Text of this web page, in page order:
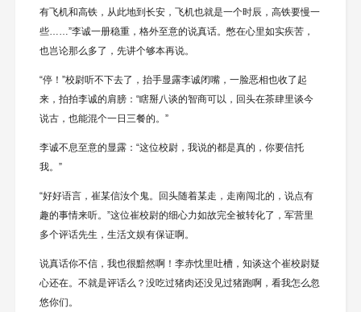
有飞机和高铁，从此地到长安，飞机也就是一个时辰，高铁要慢一
些……”李诚一册稳重，格外至意的说真话。憋在心里如实疾苦，
也岂论那么多了，先讲个够本再说。
“停！”校尉听不下去了，抬手显露李诚闭嘴，一脸恶相也收了起
来，拍拍李诚的肩膀：“瞎掰八谈的智商可以，回头在茶肆里谈今
说古，也能混个一日三餐的。”
李诚不息至意的显露：“这位校尉，我说的都是真的，你要信托
我。”
“好好语言，崔某信汝个鬼。回头随着某走，走南闯北的，说点有
趣的事情来听。”这位崔校尉的细心力如故完全被转化了，军营里
多个评话先生，生活文娱有保证啊。
说真话你不信，我也很黯然啊！李赤忱里吐槽，知谈这个崔校尉疑
心还在。不就是评话么？没吃过猪肉还没见过猪跑啊，看我怎么忽
悠你们。